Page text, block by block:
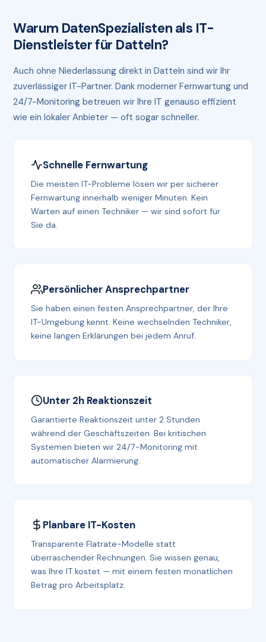
Warum DatenSpezialisten als IT-
Dienstleister für Datteln?
Auch ohne Niederlassung direkt in Datteln sind wir Ihr
zuverlässiger IT-Partner. Dank moderner Fernwartung und
24/7-Monitoring betreuen wir Ihre IT genauso effizient
wie ein lokaler Anbieter — oft sogar schneller.
Schnelle Fernwartung
Die meisten IT-Probleme lösen wir per sicherer
Fernwartung innerhalb weniger Minuten. Kein
Warten auf einen Techniker — wir sind sofort für
Sie da.
Persönlicher Ansprechpartner
Sie haben einen festen Ansprechpartner, der Ihre
IT-Umgebung kennt. Keine wechselnden Techniker,
keine langen Erklärungen bei jedem Anruf.
Unter 2h Reaktionszeit
Garantierte Reaktionszeit unter 2 Stunden
während der Geschäftszeiten. Bei kritischen
Systemen bieten wir 24/7-Monitoring mit
automatischer Alarmierung.
Planbare IT-Kosten
Transparente Flatrate-Modelle statt
überraschender Rechnungen. Sie wissen genau,
was Ihre IT kostet — mit einem festen monatlichen
Betrag pro Arbeitsplatz.